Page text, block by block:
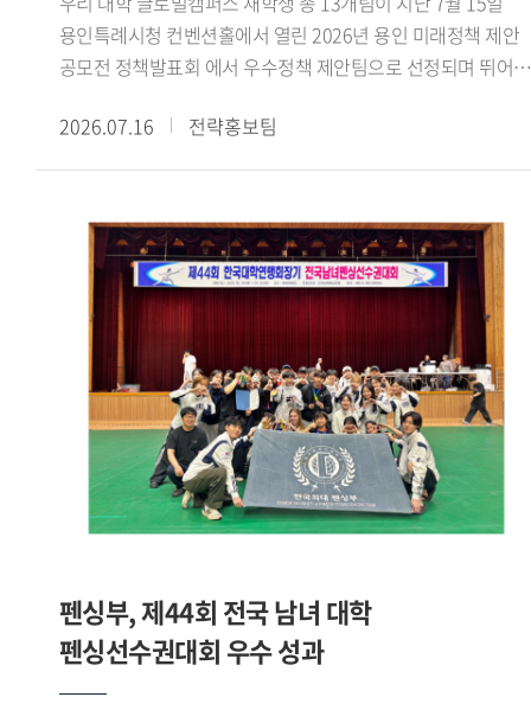
수료했더라고요. 활동하면서 강의실에서 이론으로만 접하던
내용을 현장에서 몸소 겪고, 낯설고 어색한 순간도 많았습니다.
그럼에도 해외에 나가 바이어들과 직접 상담을 하고 억 단위 큰
규모의 거래를 협상하고 계약을 완료한 경험은 정말 큰 도움이
있었습니다.- GTEP사업단 활동을 돌이켜봤을 때 가장 기억에
남는 부분이 있다면 무엇입니까?팀 전시회가 가장 기억에
남습니다. GTEP에 선발되면 팀별로 수출을 도와줄 업체를 직접
찾아 전시회까지 전부 기획해야 합니다. 초면인 사람들과 이런
큰 프로젝트를 맡게 돼 서로 어색하기도 했고, 다들 처음 해보는
일이라 참 난감했습니다. 그래도 함께 의견 나누면서 어떤
제품을, 어느 나라에, 어떤 전략으로, 어떻게 수출할지 정해
나갔습니다. 그렇게 기업 발굴부터 전시회 준비와 부스 디자인,
사후관리까지 해내며 저희 팀과 기업 모두 만족할 수준의
성과를 냈습니다. 성취감과 더불어 감동적이기까지 했던
태국인 바이어들과 소통했던 경험도 특별했습니다. 우리
대학에서 공부하며 태국의 문화적 배경 지식을 쌓고 어학
수준을 높인 상태로 전시회에 참여해서인지 태국인 바이어들이
즐겁게 소통할 수 있었습니다. 전시회를 마칠 때는 제
용인특례시청 컨벤션홀에서 열린 2026년 용인 미래정책 제안
공모전 정책발표회 에서 우수정책 제안팀으로 선정되며 뛰어난
용인특례시가 주최한 이번 공모전은 미래사회의 주역인
청년들의 창의적인 아이디어를 발굴하고 이를 용인시의 미래
문화 관광, 도시 교통, 기후 환경, 교육 복지 등 용인시의 주요
현안과 관련된 정책을 제안했다.우리 대학 참가팀들은
용인시의 지역문화 보존과 관광 활성화, 고령층의 디지털 격차
해소, 데이터 기반 로컬 관광 플랫폼 등 지역사회가 직면한
다양한 현안을 주제로 정책을 발표했다. 특히 우리 대학 잇용
(팀장 지은비, 융합인재학부) 참가팀이 제안한 용인 무형유산
실감형 전승 콘텐츠 개발 방법 정책은 용인시산업진흥원이
추진 중인 첨단기술 융합실증사업 과 연계해 현장 실증을 통해
현장 적용 가능성을 검증하고, 향후 정책에 반영할 방침이다.
참가 학생들은 지난 4월부터 6월까지 약 3개월간 민 관 협력
용인시정연구원 등 분야별 전문가들의 검토와 자문을 바탕으로
정책의 타당성과 실현 가능성을 높였다.이번 공모전에서는
정책의 창의성, 타당성, 효과성, 실현 가능성 등을 종합적으로
2026.07.16 전략홍보팀
펜싱부, 제44회 전국 남녀 대학
펜싱선수권대회 우수 성과